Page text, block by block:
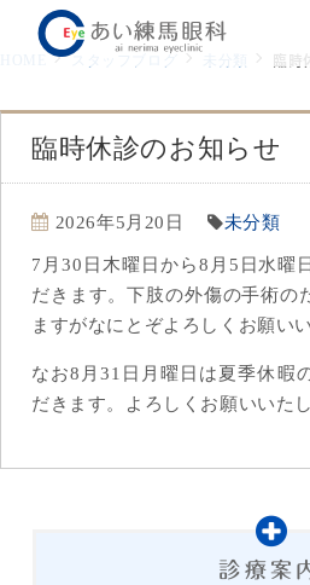
臨時
臨時休診のお知らせ
2026年5月20日 未分類
7月30日木曜日から8月5日水曜
だきます。下肢の外傷の手術の
ますがなにとぞよろしくお願い
なお8月31日月曜日は夏季休暇
だきます。よろしくお願いいた
診療案